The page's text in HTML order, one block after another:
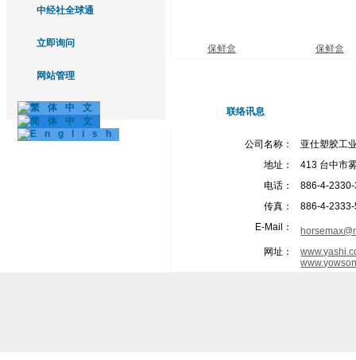
中经社全球通
立即询问
网站管理
保鲜盒 保鲜盒
联络讯息
公司名称：
亚仕塑胶工
地址：
413 台中市
电话：
886-4-
传真：
886-4-
E-Mail：
网址：